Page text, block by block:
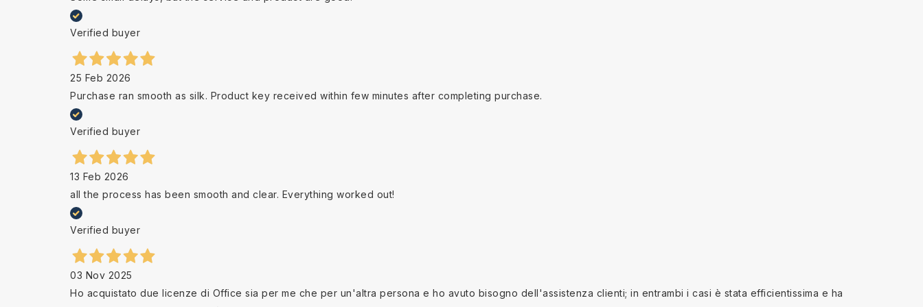
Verified buyer
25 Feb 2026
Purchase ran smooth as silk. Product key received within few minutes after completing purchase.
Verified buyer
13 Feb 2026
all the process has been smooth and clear. Everything worked out!
Verified buyer
03 Nov 2025
Ho acquistato due licenze di Office sia per me che per un'altra persona e ho avuto bisogno dell'assistenza clienti; in entrambi i casi è stata efficientissima e ha